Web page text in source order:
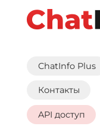
ChatInfo Plus
Контакты
API доступ